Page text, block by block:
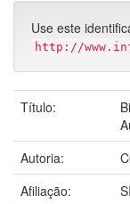
Use este
http://
Título:
Autoria:
Afiliação: